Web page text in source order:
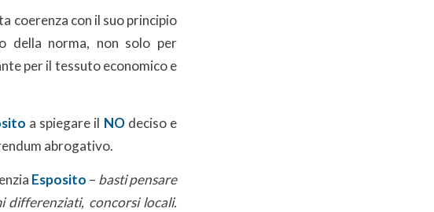
coerenza con il suo principio
della norma, non solo per
per il tessuto economico e
a spiegare il NOdeciso e
abrogativo.
Esposito – basti pensare
differenziati, concorsi locali.